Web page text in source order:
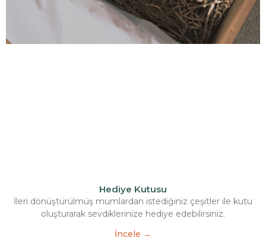
Hediye Kutusu
İleri dönüştürülmüş mumlardan istediğiniz çeşitler ile kutu
oluşturarak sevdiklerinize hediye edebilirsiniz.
İncele →